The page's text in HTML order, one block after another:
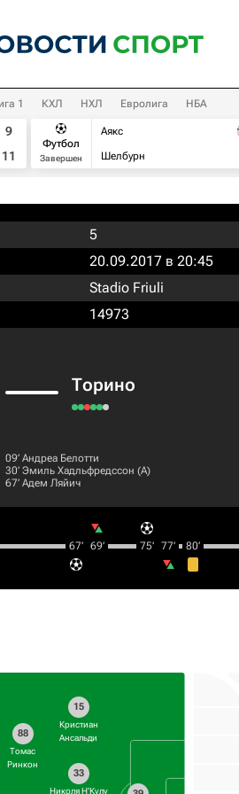
1 КХЛ НХЛ Евролига НБА
9
11
Футбол
Завершен
Аякс
Шелбурн
5
20.09.2017 в 20:45
Stadio Friuli
14973
Торино
09‎’‎ Андреа Белотти
30‎’‎ Эмиль Хадльфредссон (А)
67‎’‎ Адем Ляйич
67‎’‎ 69‎’‎ 75‎’‎ 77‎’‎ 80‎’‎
15
Кристиан
Ансальди
33
Николя Н'Кулу
88
Томас
Ринкон